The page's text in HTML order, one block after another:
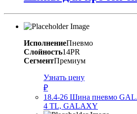
ИсполнениеПневмо
Слойность14PR
СегментПремиум
Узнать цену
₽
18.4-26 Шина пневмо
4 TL, GALAXY